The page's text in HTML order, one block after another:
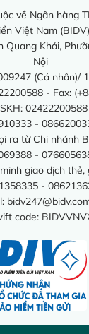
về Ngân hàng
Việt Nam (BIDV)
Quang Khải,
Nội
(Cá nhân)/
- Fax:
-
ra từ Chi nhánh
-
giao dịch thẻ,
-
code: